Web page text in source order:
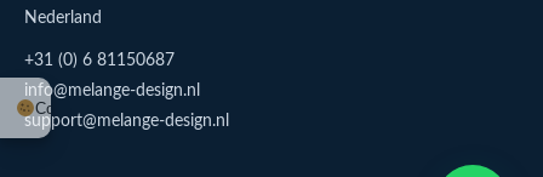
Cookie-instellingen
Nederland
+31 (0) 6 81150687
info@melange-design.nl
support@melange-design.nl